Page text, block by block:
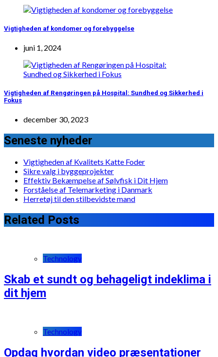
Vigtigheden af kondomer og forebyggelse
juni 1, 2024
Vigtigheden af Rengøringen på Hospital: Sundhed og Sikkerhed i
Fokus
december 30, 2023
Seneste nyheder
Vigtigheden af Kvalitets Katte Foder
Sikre valg i byggeprojekter
Effektiv Bekæmpelse af Sølvfisk i Dit Hjem
Forståelse af Telemarketing i Danmark
Herretøj til den stilbevidste mand
Related Posts
Technology
Skab et sundt og behageligt indeklima i
dit hjem
Technology
Opdag hvordan video præsentationer